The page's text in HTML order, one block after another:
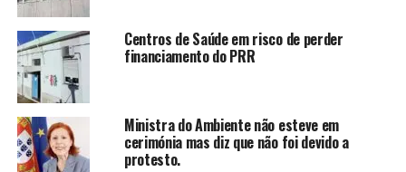
Centros de Saúde em risco de perder
financiamento do PRR
Ministra do Ambiente não esteve em
cerimónia mas diz que não foi devido a
protesto.